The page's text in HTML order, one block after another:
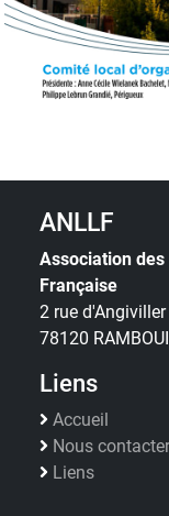
ANLLF
Association
Française
2 rue d'Angiviller
78120
Liens
Accueil
Nous contacter
Liens